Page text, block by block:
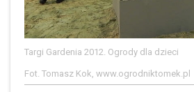
Targi Gardenia 2012. Ogrody dla dzieci
Fot. Tomasz Kok, www.ogrodniktomek.pl